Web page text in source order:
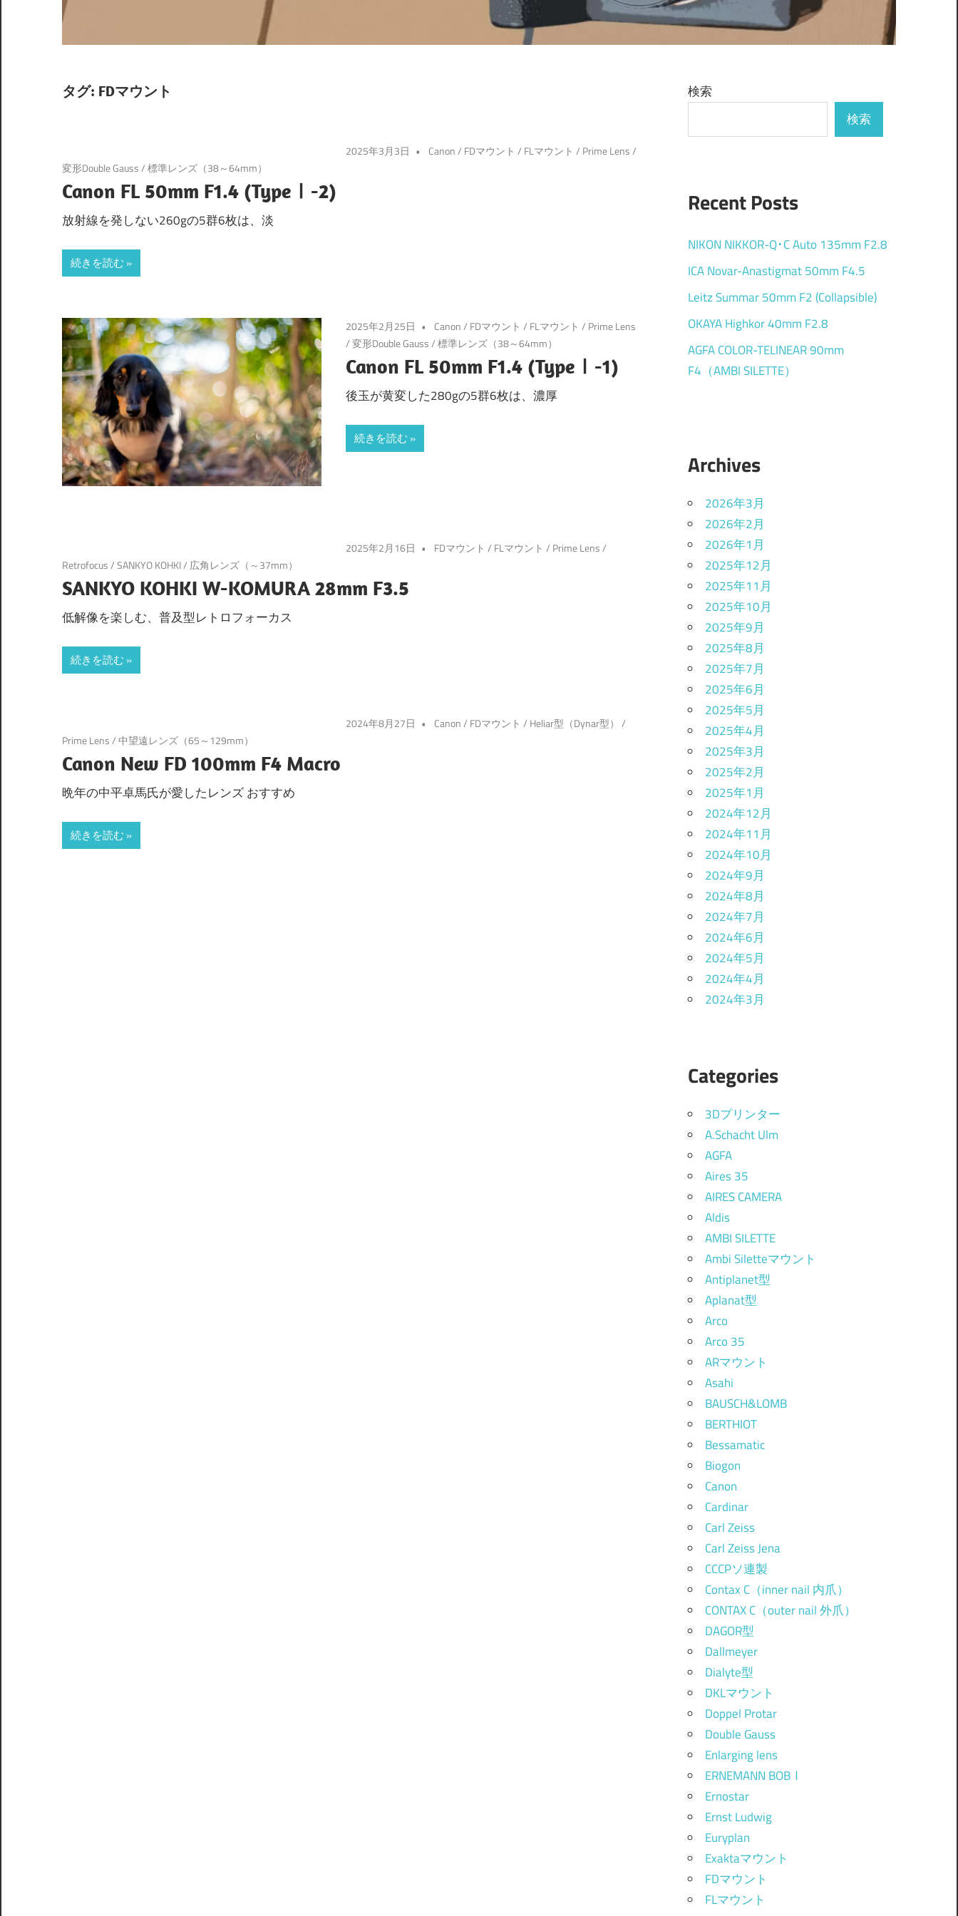
タグ: FDマウント
2025年3月3日 Canon/ FDマウント / FLマウント / Prime Lens/
変形Double Gauss/標準レンズ（38～64mm）
Canon FL 50mm F1.4 (TypeⅠ-2)
放射線を発しない260gの5群6枚は、淡
続きを読む
2025年2月25日 Canon/ FDマウント / FLマウント / Prime Lens
/変形Double Gauss/標準レンズ（38～64mm）
Canon FL 50mm F1.4 (TypeⅠ-1)
後玉が黄変した280gの5群6枚は、濃厚
続きを読む
2025年2月16日 FDマウント / FLマウント / Prime Lens/
Retrofocus/SANKYO KOHKI/ 広角レンズ（～37mm）
SANKYO KOHKI W-KOMURA 28mm F3.5
低解像を楽しむ、普及型レトロフォーカス
続きを読む
2024年8月27日 Canon/ FDマウント / Heliar型（Dynar型） /
Prime Lens/中望遠レンズ（65～129mm）
Canon New FD 100mm F4 Macro
晩年の中平卓馬氏が愛したレンズ おすすめ
続きを読む
検索
検索
Recent Posts
NIKON NIKKOR-Q･C Auto 135mm F2.8
ICA Novar-Anastigmat 50mm F4.5
Leitz Summar 50mm F2 (Collapsible)
OKAYA Highkor 40mm F2.8
AGFA COLOR-TELINEAR 90mm
F4（AMBI SILETTE）
Archives
2026年3月
2026年2月
2026年1月
2025年12月
2025年11月
2025年10月
2025年9月
2025年8月
2025年7月
2025年6月
2025年5月
2025年4月
2025年3月
2025年2月
2025年1月
2024年12月
2024年11月
2024年10月
2024年9月
2024年8月
2024年7月
2024年6月
2024年5月
2024年4月
2024年3月
Categories
3Dプリンター
A.Schacht Ulm
AGFA
Aires 35
AIRES CAMERA
Aldis
AMBI SILETTE
Ambi Siletteマウント
Antiplanet型
Aplanat型
Arco
Arco 35
ARマウント
Asahi
BAUSCH&LOMB
BERTHIOT
Bessamatic
Biogon
Canon
Cardinar
Carl Zeiss
Carl Zeiss Jena
CCCPソ連製
Contax C（inner nail 内爪）
CONTAX C（outer nail 外爪）
DAGOR型
Dallmeyer
Dialyte型
DKLマウント
Doppel Protar
Double Gauss
Enlarging lens
ERNEMANN BOBⅠ
Ernostar
Ernst Ludwig
Euryplan
Exaktaマウント
FDマウント
FLマウント